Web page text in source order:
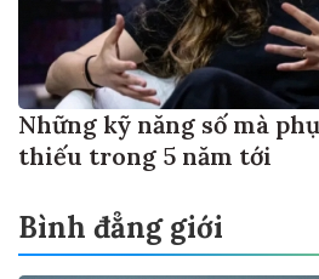
Những kỹ năng số mà
thiếu trong 5 năm tới
Bình đẳng giới